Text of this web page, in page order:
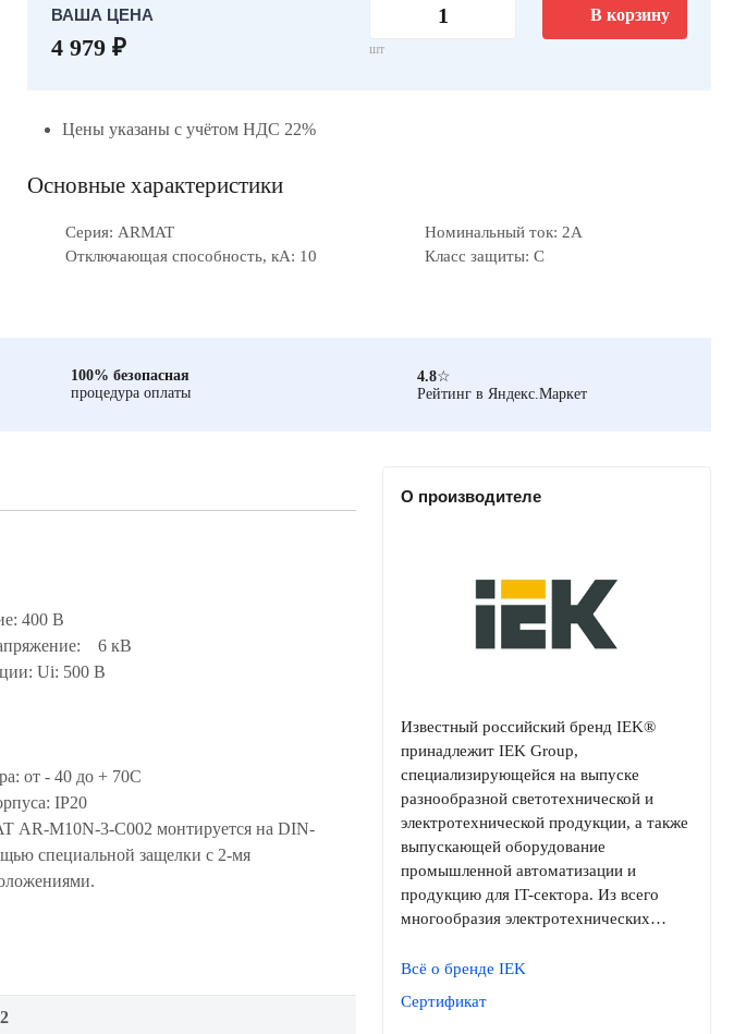
ВАША ЦЕНА
4 979 ₽ шт
В корзину
Цены указаны с учётом НДС 22%
Основные характеристики
Серия: ARMAT
Номинальный ток: 2А
Отключающая способность, кА: 10
Класс защиты: C
100% безопасная
процедура оплаты
4.8☆
Рейтинг в Яндекс.Маркет
400 В
6 кВ
Ui: 500 В
от - 40 до + 70С
IP20
AR-M10N-3-C002 монтируется на DIN-
специальной защелки с 2-мя
О производителе
Известный российский бренд IEK®
принадлежит IEK Group,
специализирующейся на выпуске
разнообразной светотехнической и
электротехнической продукции, а также
выпускающей оборудование
промышленной автоматизации и
продукцию для IT-сектора. Из всего
многообразия электротехнических…
Всё о бренде IEK
Сертификат